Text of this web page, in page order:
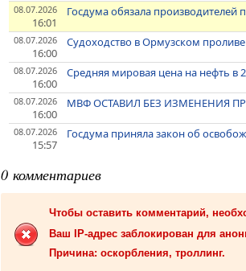
08.07.2026
16:01
Госдума обязала
08.07.2026
16:00
Судоходство в Ормузском
08.07.2026
16:00
Средняя мировая цена на нефть в
08.07.2026
16:00
МВФ ОСТАВИЛ БЕЗ ИЗМЕНЕНИЯ
08.07.2026
15:57
Госдума приняла закон об
0 комментариев
Чтобы оставить комментарий,
Ваш IP-адрес заблокирован для
Причина: оскорбления, троллинг.